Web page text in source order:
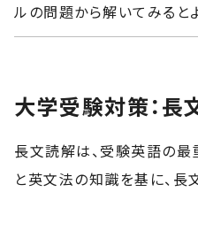
ルの問題から解いてみるとよ
大学受験対策：長
長文読解は、受験英語の最
と英文法の知識を基に、長